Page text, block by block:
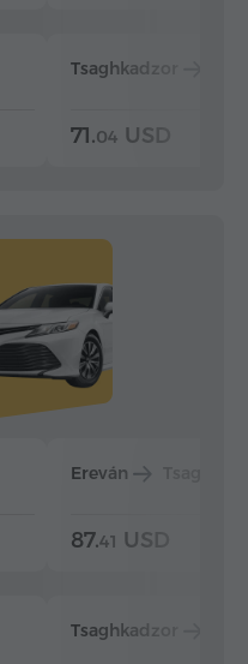
Tsaghkadzor
71.04 USD
Ereván
87.41 USD
Tsaghkadzor